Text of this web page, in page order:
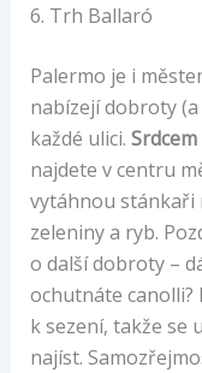
6. Trh Ballaró
Palermo je i
nabízejí dobroty
každé ulici.
najdete v centru
vytáhnou stánkaři
zeleniny a ryb.
o další dobroty –
ochutnáte
k sezení, takže se
najíst.